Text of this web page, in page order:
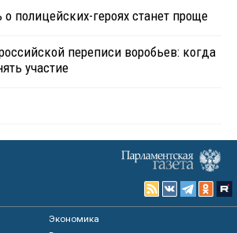
полицейских-героях станет проще
переписи воробьев: когда
участие
Экономика